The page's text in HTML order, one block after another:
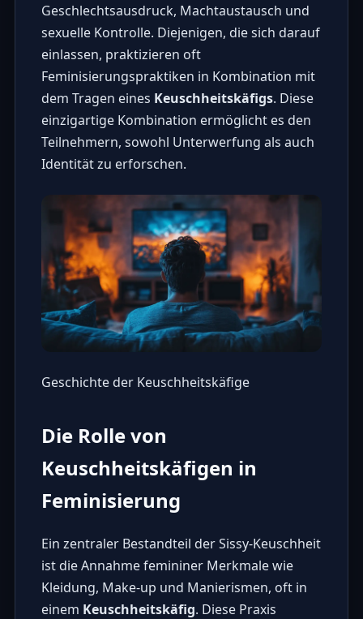
Geschlechtsausdruck, Machtaustausch und
sexuelle Kontrolle. Diejenigen, die sich darauf
einlassen, praktizieren oft
Feminisierungspraktiken in Kombination mit
dem Tragen eines Keuschheitskäfigs. Diese
einzigartige Kombination ermöglicht es den
Teilnehmern, sowohl Unterwerfung als auch
Identität zu erforschen.
Geschichte der Keuschheitskäfige
Die Rolle von
Keuschheitskäfigen in
Feminisierung
Ein zentraler Bestandteil der Sissy-Keuschheit
ist die Annahme femininer Merkmale wie
Kleidung, Make-up und Manierismen, oft in
einem Keuschheitskäfig. Diese Praxis